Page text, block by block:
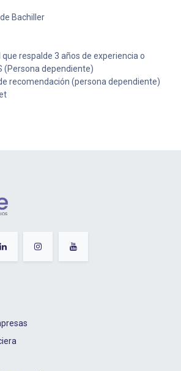
Bachiller
respalde 3 años de experiencia o
(Persona dependiente)
recomendación (persona dependiente)